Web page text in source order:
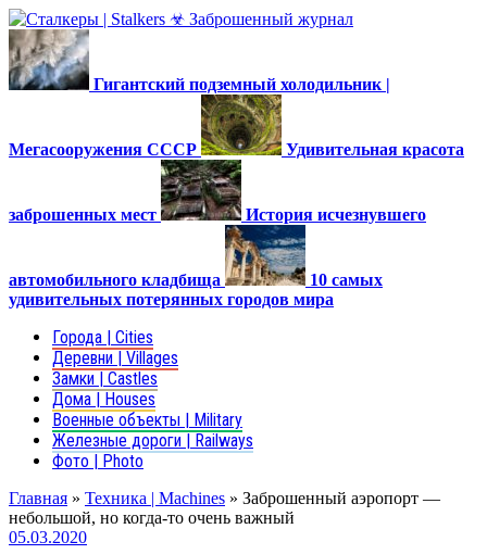
Гигантский подземный холодильник |
Мегасооружения СССР Удивительная красота
заброшенных мест История исчезнувшего
автомобильного кладбища
10 самых
удивительных потерянных городов мира
Города | Cities
Деревни | Villages
Замки | Castles
Дома | Houses
Военные объекты | Military
Железные дороги | Railways
Фото | Photo
Главная » Техника | Machines » Заброшенный аэропорт —
небольшой, но когда-то очень важный
05.03.2020